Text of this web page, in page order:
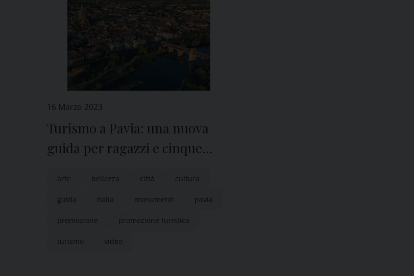
16 Marzo 2023
Turismo a Pavia: una nuova
guida per ragazzi e cinque
arte bellezza città cultura
guida italia monumenti pavia
promozione promozione turistica
turismo video